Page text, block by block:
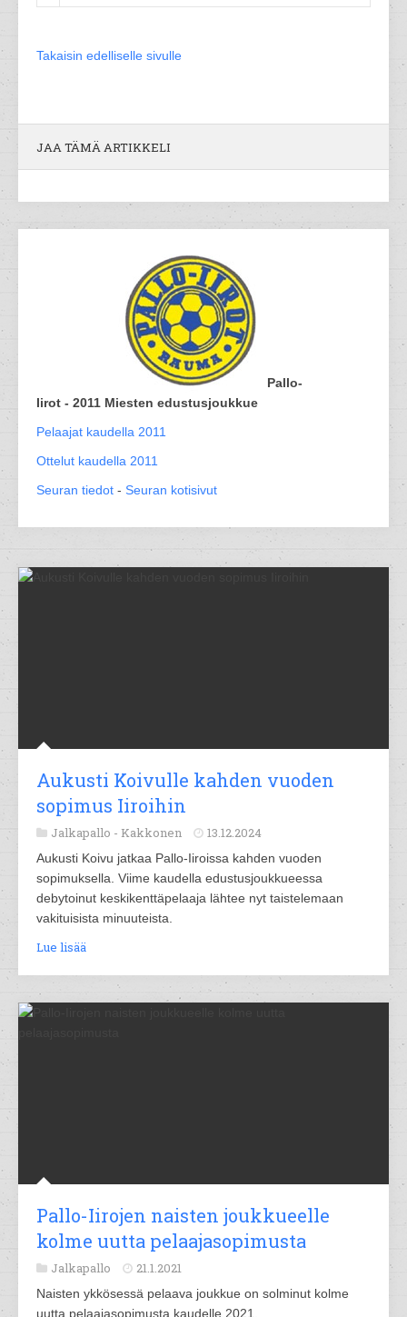
Takaisin edelliselle sivulle
JAA TÄMÄ ARTIKKELI
Pallo-
Iirot - 2011 Miesten edustusjoukkue
Pelaajat kaudella 2011
Ottelut kaudella 2011
Seuran tiedot - Seuran kotisivut
Aukusti Koivulle kahden vuoden
sopimus Iiroihin
Jalkapallo - Kakkonen 13.12.2024
Aukusti Koivu jatkaa Pallo-Iiroissa kahden vuoden
sopimuksella. Viime kaudella edustusjoukkueessa
debytoinut keskikenttäpelaaja lähtee nyt taistelemaan
vakituisista minuuteista.
Lue lisää
Pallo-Iirojen naisten joukkueelle
kolme uutta pelaajasopimusta
Jalkapallo 21.1.2021
Naisten ykkösessä pelaava joukkue on solminut kolme
uutta pelaajasopimusta kaudelle 2021.